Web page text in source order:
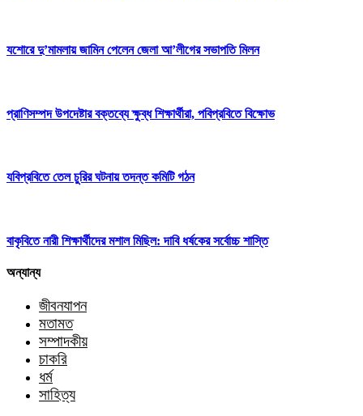
যশোরে দু’মামলায় জামিন পেলেন জেলা আ’লীগের সভাপতি মিলন
প্রাণিসম্পদ উপদেষ্টার বক্তব্যে ক্ষুব্ধ শিক্ষার্থীরা, পবিপ্রবিতে বিক্ষোভ
যবিপ্রবিতে তেল চুরির ঘটনায় তদন্ত কমিটি গঠন
বাকৃবিতে নারী শিক্ষার্থীদের মশাল মিছিল: দাবি ধর্ষকের সর্বোচ্চ শাস্তি
অন্যান্য
জীবনযাপন
মতামত
সম্পাদকীয়
চাকরি
ধর্ম
সাহিত্য